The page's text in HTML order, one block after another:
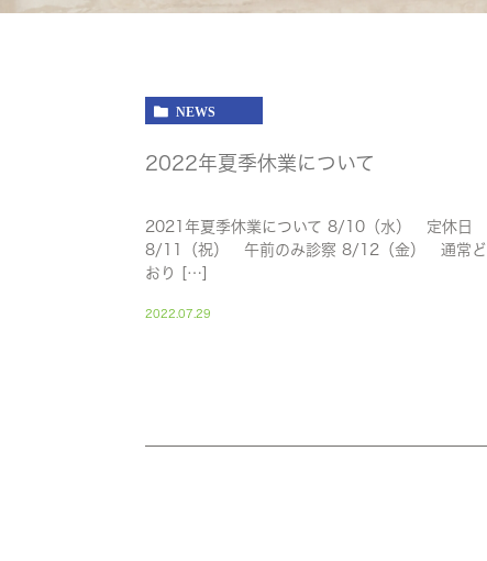
NEWS
2022年夏季休業について
2021年夏季休業について 8/10（水） 定休日
8/11（祝） 午前のみ診察 8/12（金） 通常ど
おり […]
2022.07.29